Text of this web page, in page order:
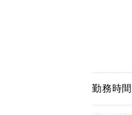
勤務時間